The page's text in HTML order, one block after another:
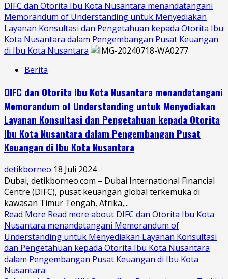
DIFC dan Otorita Ibu Kota Nusantara menandatangani
Memorandum of Understanding untuk Menyediakan
Layanan Konsultasi dan Pengetahuan kepada Otorita Ibu
Kota Nusantara dalam Pengembangan Pusat Keuangan
di Ibu Kota Nusantara
Berita
DIFC dan Otorita Ibu Kota Nusantara menandatangani
Memorandum of Understanding untuk Menyediakan
Layanan Konsultasi dan Pengetahuan kepada Otorita
Ibu Kota Nusantara dalam Pengembangan Pusat
Keuangan di Ibu Kota Nusantara
detikborneo 18 Juli 2024
Dubai, detikborneo.com – Dubai International Financial
Centre (DIFC), pusat keuangan global terkemuka di
kawasan Timur Tengah, Afrika,...
Read More Read more about DIFC dan Otorita Ibu Kota
Nusantara menandatangani Memorandum of
Understanding untuk Menyediakan Layanan Konsultasi
dan Pengetahuan kepada Otorita Ibu Kota Nusantara
dalam Pengembangan Pusat Keuangan di Ibu Kota
Nusantara